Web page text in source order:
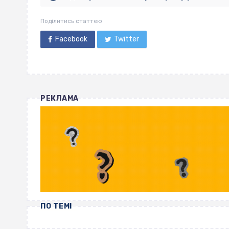
Поділитись статтею
Facebook Twitter
РЕКЛАМА
ПО ТЕМІ